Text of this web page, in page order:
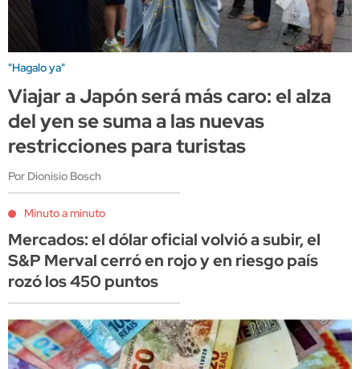
"Hagalo ya"
Viajar a Japón será más caro: el alza
del yen se suma a las nuevas
restricciones para turistas
Por Dionisio Bosch
Minuto a minuto
Mercados: el dólar oficial volvió a subir, el
S&P Merval cerró en rojo y en riesgo país
rozó los 450 puntos